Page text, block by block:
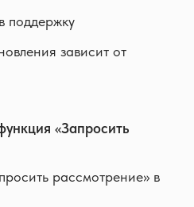
поддержку
зависит от
«Запросить
рассмотрение» в